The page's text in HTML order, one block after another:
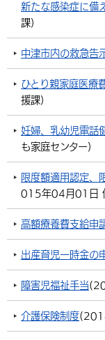
新たな感染症に備
課)
中津市内の救急告
ひとり親家庭医療
援課)
妊婦、乳幼児電話
も家庭センター)
限度額適用認定、
015年04月01日
高額療養費支給申
出産育児一時金の
障害児福祉手当(
介護保険制度(